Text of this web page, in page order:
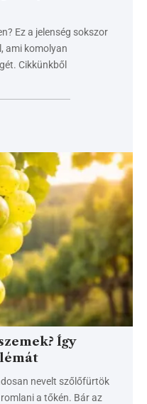
Ez a jelenség sokszor
ami komolyan
Cikkünkből
Így
nevelt szőlőfürtök
a tőkén. Bár az